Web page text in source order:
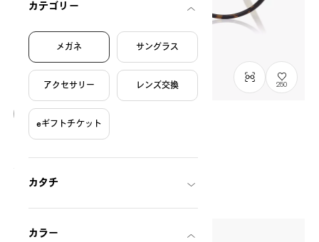
カテゴリー
メガネ サングラス
アクセサリー レンズ交換
eギフトチケット
カタチ
カラー
250
OWNDAYS × POMPOMPURIN
SRK1013M-6AC1 / Size: M